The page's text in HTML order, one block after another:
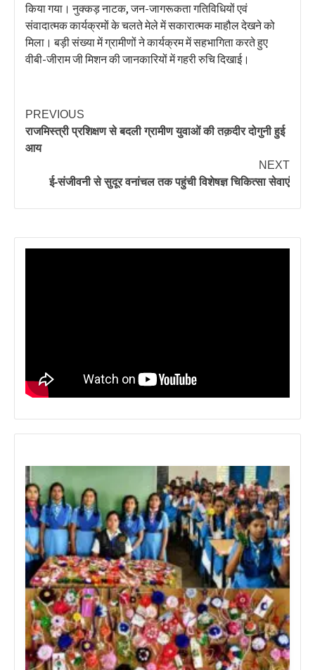
किया गया। नुक्कड़ नाटक, जन-जागरूकता गतिविधियों एवं
संवादात्मक कार्यक्रमों के चलते मेले में सकारात्मक माहौल देखने को
मिला। बड़ी संख्या में ग्रामीणों ने कार्यक्रम में सहभागिता करते हुए
वीबी-जीराम जी मिशन की जानकारियों में गहरी रुचि दिखाई।
PREVIOUS
राजमिस्त्री प्रशिक्षण से बदली ग्रामीण युवाओं की तक़दीर दोगुनी हुई
आय
NEXT
ई-संजीवनी से सुदूर वनांचल तक पहुंची विशेषज्ञ चिकित्सा सेवाएं